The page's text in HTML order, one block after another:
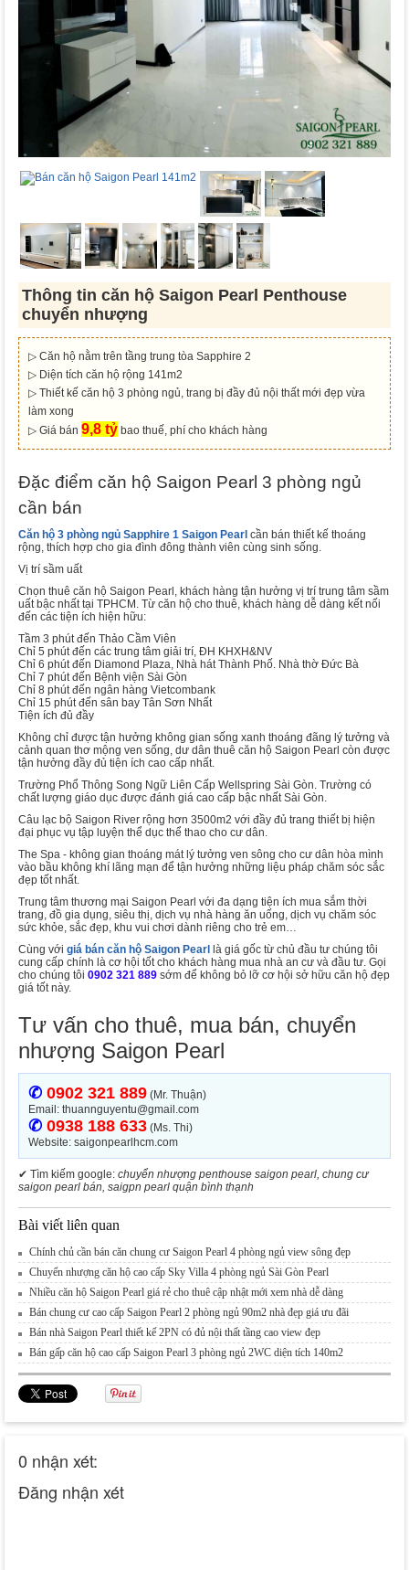
Thông tin căn hộ Saigon Pearl Penthouse
chuyển nhượng
▷ Căn hộ nằm trên tầng trung tòa Sapphire 2
▷ Diện tích căn hộ rộng 141m2
▷ Thiết kế căn hộ 3 phòng ngủ, trang bị đầy đủ nội thất mới đẹp vừa
làm xong
▷ Giá bán 9,8 tỷ bao thuế, phí cho khách hàng
Đặc điểm căn hộ Saigon Pearl 3 phòng ngủ
cần bán
Căn hộ 3 phòng ngủ Sapphire 1 Saigon Pearl cần bán thiết kế thoáng
rộng, thích hợp cho gia đình đông thành viên cùng sinh sống.
Vị trí sầm uất
Chọn thuê căn hộ Saigon Pearl, khách hàng tận hưởng vị trí trung tâm sầm
uất bậc nhất tại TPHCM. Từ căn hộ cho thuê, khách hàng dễ dàng kết nối
đến các tiện ích hiện hữu:
Tầm 3 phút đến Thảo Cầm Viên
Chỉ 5 phút đến các trung tâm giải trí, ĐH KHXH&NV
Chỉ 6 phút đến Diamond Plaza, Nhà hát Thành Phố. Nhà thờ Đức Bà
Chỉ 7 phút đến Bệnh viện Sài Gòn
Chỉ 8 phút đến ngân hàng Vietcombank
Chỉ 15 phút đến sân bay Tân Sơn Nhất
Tiện ích đủ đầy
Không chỉ được tận hưởng không gian sống xanh thoáng đãng lý tưởng và
cảnh quan thơ mộng ven sống, dư dân thuê căn hộ Saigon Pearl còn được
tận hưởng đầy đủ tiện ích cao cấp nhất.
Trường Phổ Thông Song Ngữ Liên Cấp Wellspring Sài Gòn. Trường có
chất lượng giáo dục được đánh giá cao cấp bậc nhất Sài Gòn.
Câu lạc bộ Saigon River rộng hơn 3500m2 với đầy đủ trang thiết bị hiện
đại phục vụ tập luyện thể dục thể thao cho cư dân.
The Spa - không gian thoáng mát lý tưởng ven sông cho cư dân hòa mình
vào bầu không khí lãng mạn để tận hưởng những liệu pháp chăm sóc sắc
đẹp tốt nhất.
Trung tâm thương mại Saigon Pearl với đa dạng tiện ích mua sắm thời
trang, đồ gia dụng, siêu thị, dịch vụ nhà hàng ăn uống, dịch vụ chăm sóc
sức khỏe, sắc đẹp, khu vui chơi dành riêng cho trẻ em…
Cùng với giá bán căn hộ Saigon Pearl
là giá gốc từ chủ đầu tư chúng tôi
cung cấp chính là cơ hội tốt cho khách hàng mua nhà an cư và đầu tư. Gọi
cho chúng tôi 0902 321 889 sớm để không bỏ lỡ cơ hội sở hữu căn hộ đẹp
giá tốt này.
Tư vấn cho thuê, mua bán, chuyển
nhượng Saigon Pearl
✆ 0902 321 889 (Mr. Thuận)
Email: thuannguyentu@gmail.com
✆ 0938 188 633 (Ms. Thi)
Website: saigonpearlhcm.com
✔ Tìm kiếm google: chuyển nhượng penthouse saigon pearl, chung cư
saigon pearl bán, saigpn pearl quận bình thạnh
Bài viết liên quan
Chính chủ cần bán căn chung cư Saigon Pearl 4 phòng ngủ view sông đẹp
Chuyển nhượng căn hộ cao cấp Sky Villa 4 phòng ngủ Sài Gòn Pearl
Nhiều căn hộ Saigon Pearl giá rẻ cho thuê cập nhật mới xem nhà dễ dàng
Bán chung cư cao cấp Saigon Pearl 2 phòng ngủ 90m2 nhà đẹp giá ưu đãi
Bán nhà Saigon Pearl thiết kế 2PN có đủ nội thất tầng cao view đẹp
Bán gấp căn hộ cao cấp Saigon Pearl 3 phòng ngủ 2WC diện tích 140m2
0 nhận xét:
Đăng nhận xét